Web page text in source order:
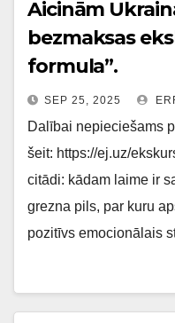
Aicinām
bezmaksas
formula”.
SEP 25, 2025
Dalībai nepieciešams
šeit: https://ej.uz/
citādi: kādam laime ir
grezna pils, par kuru
pozitīvs emocionālais